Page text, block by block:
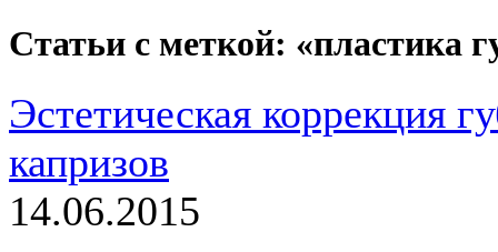
Статьи с меткой: «пластика
Эстетическая коррекция
капризов
14.06.2015